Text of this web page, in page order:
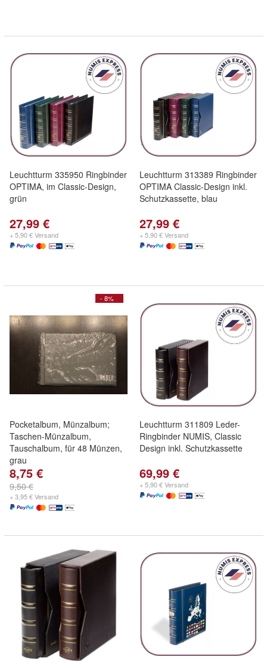
Leuchtturm 335950 Ringbinder
OPTIMA, im Classic-Design,
grün
27,99 €
+ 5,90 € Versand
Leuchtturm 313389 Ringbinder
OPTIMA Classic-Design inkl.
Schutzkassette, blau
27,99 €
+ 5,90 € Versand
- 8%
Pocketalbum, Münzalbum;
Taschen-Münzalbum,
Tauschalbum, für 48 Münzen,
grau
8,75 €
9,50 €
+ 3,95 € Versand
Leuchtturm 311809 Leder-
Ringbinder NUMIS, Classic
Design inkl. Schutzkassette
69,99 €
+ 5,90 € Versand